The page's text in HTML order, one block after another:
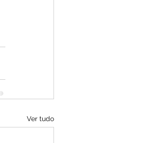
Ver tudo